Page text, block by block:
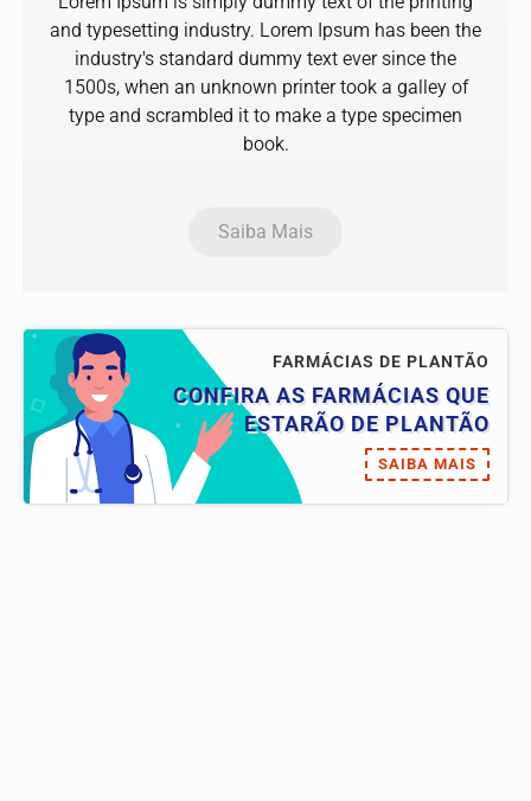
and typesetting industry. Lorem Ipsum has been the
industry's standard dummy text ever since the
1500s, when an unknown printer took a galley of
type and scrambled it to make a type specimen
book.
Saiba Mais
FARMÁCIAS DE PLANTÃO
CONFIRA AS FARMÁCIAS QUE
ESTARÃO DE PLANTÃO
SAIBA MAIS